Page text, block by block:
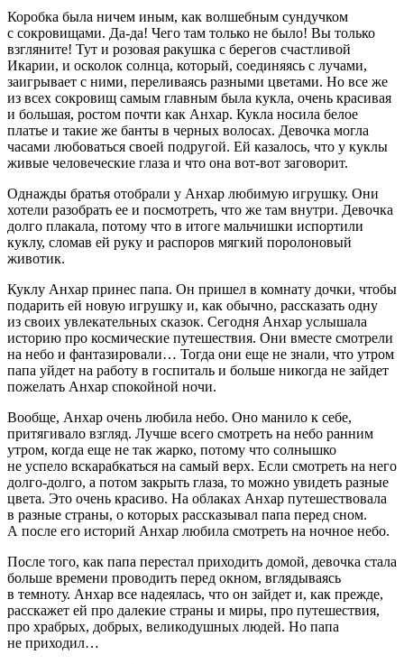
Коробка была ничем иным, как волшебным сундучком
с сокровищами. Да-да! Чего там только не было! Вы только
взгляните! Тут и розовая ракушка с берегов счастливой
Икарии, и осколок солнца, который, соединяясь с лучами,
заигрывает с ними, переливаясь разными цветами. Но все же
из всех сокровищ самым главным была кукла, очень красивая
и большая, ростом почти как Анхар. Кукла носила белое
платье и такие же банты в черных волосах. Девочка могла
часами любоваться своей подругой. Ей казалось, что у куклы
живые человеческие глаза и что она вот-вот заговорит.
Однажды братья отобрали у Анхар любимую игрушку. Они
хотели разобрать ее и посмотреть, что же там внутри. Девочка
долго плакала, потому что в итоге мальчишки испортили
куклу, сломав ей руку и распоров мягкий поролоновый
животик.
Куклу Анхар принес папа. Он пришел в комнату дочки, чтобы
подарить ей новую игрушку и, как обычно, рассказать одну
из своих увлекательных сказок. Сегодня Анхар услышала
историю про космические путешествия. Они вместе смотрели
на небо и фантазировали… Тогда они еще не знали, что утром
папа уйдет на работу в госпиталь и больше никогда не зайдет
пожелать Анхар спокойной ночи.
Вообще, Анхар очень любила небо. Оно манило к себе,
притягивало взгляд. Лучше всего смотреть на небо ранним
утром, когда еще не так жарко, потому что солнышко
не успело вскарабкаться на самый верх. Если смотреть на него
долго-долго, а потом закрыть глаза, то можно увидеть разные
цвета. Это очень красиво. На облаках Анхар путешествовала
в разные страны, о которых рассказывал папа перед сном.
А после его историй Анхар любила смотреть на ночное небо.
После того, как папа перестал приходить домой, девочка стала
больше времени проводить перед окном, вглядываясь
в темноту. Анхар все надеялась, что он зайдет и, как прежде,
расскажет ей про далекие страны и миры, про путешествия,
про храбрых, добрых, великодушных людей. Но папа
не приходил…